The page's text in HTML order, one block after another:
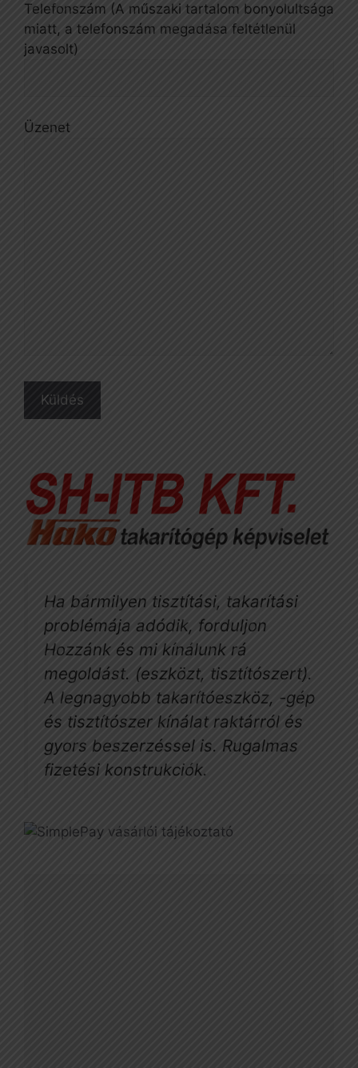
Telefonszám (A műszaki tartalom bonyolultsága
miatt, a telefonszám megadása feltétlenül
javasolt)
Üzenet
Ha bármilyen tisztítási, takarítási
problémája adódik, forduljon
Hozzánk és mi kínálunk rá
megoldást. (eszközt, tisztítószert).
A legnagyobb takarítóeszköz, -gép
és tisztítószer kínálat raktárról és
gyors beszerzéssel is. Rugalmas
fizetési konstrukciók.